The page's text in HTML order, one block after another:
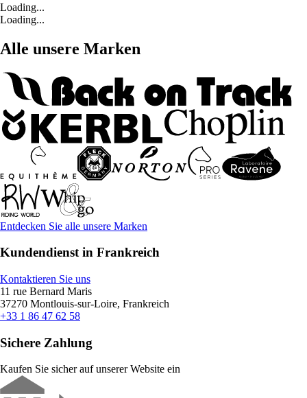
Loading...
Loading...
Alle unsere Marken
Entdecken Sie alle unsere Marken
Kundendienst in Frankreich
Kontaktieren Sie uns
11 rue Bernard Maris
37270 Montlouis-sur-Loire, Frankreich
+33 1 86 47 62 58
Sichere Zahlung
Kaufen Sie sicher auf unserer Website ein